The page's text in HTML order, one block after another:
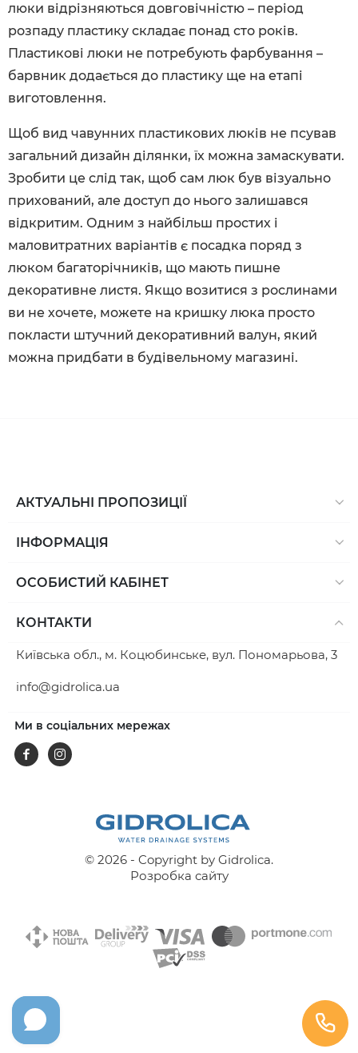
люки відрізняються довговічністю – період
розпаду пластику складає понад сто років.
Пластикові люки не потребують фарбування –
барвник додається до пластику ще на етапі
виготовлення.
Щоб вид чавунних пластикових люків не псував
загальний дизайн ділянки, їх можна замаскувати.
Зробити це слід так, щоб сам люк був візуально
прихований, але доступ до нього залишався
відкритим. Одним з найбільш простих і
маловитратних варіантів є посадка поряд з
люком багаторічників, що мають пишне
декоративне листя. Якщо возитися з рослинами
ви не хочете, можете на кришку люка просто
покласти штучний декоративний валун, який
можна придбати в будівельному магазині.
АКТУАЛЬНІ ПРОПОЗИЦІЇ
ІНФОРМАЦІЯ
ОСОБИСТИЙ КАБІНЕТ
КОНТАКТИ
Київська обл., м. Коцюбинське, вул. Пономарьова, 3
info@gidrolica.ua
Ми в соціальних мережах
FacebookInstagram
© 2026 - Copyright by Gidrolica.
Розробка сайту